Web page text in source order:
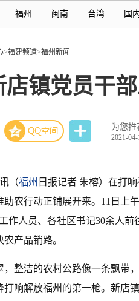
福州 闽南 台湾 国
>福建频道>福州新闻
镇党员干
为您推
2021-
（福州 日报记者 朱榕）在打
助农行动正铺展开来。11日上
作人员、各社区书记30余人
产品销路。
，整洁的农村公路像一条飘带
打响解放福州的第一枪。新店